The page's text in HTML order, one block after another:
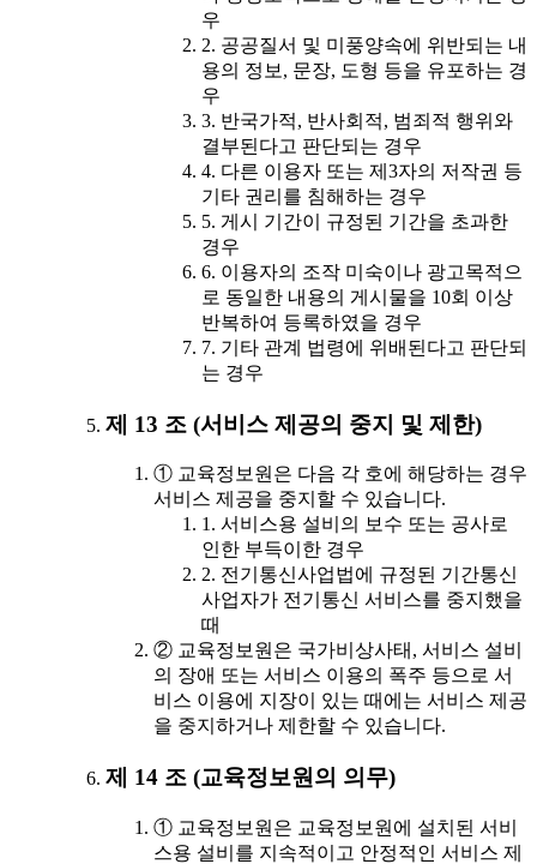
우
2. 공공질서 및 미풍양속에 위반되는 내
용의 정보, 문장, 도형 등을 유포하는 경
우
3. 반국가적, 반사회적, 범죄적 행위와
결부된다고 판단되는 경우
4. 다른 이용자 또는 제3자의 저작권 등
기타 권리를 침해하는 경우
5. 게시 기간이 규정된 기간을 초과한
경우
6. 이용자의 조작 미숙이나 광고목적으
로 동일한 내용의 게시물을 10회 이상
반복하여 등록하였을 경우
7. 기타 관계 법령에 위배된다고 판단되
는 경우
제 13 조 (서비스 제공의 중지 및 제한)
① 교육정보원은 다음 각 호에 해당하는 경우
서비스 제공을 중지할 수 있습니다.
1. 서비스용 설비의 보수 또는 공사로
인한 부득이한 경우
2. 전기통신사업법에 규정된 기간통신
사업자가 전기통신 서비스를 중지했을
때
② 교육정보원은 국가비상사태, 서비스 설비
의 장애 또는 서비스 이용의 폭주 등으로 서
비스 이용에 지장이 있는 때에는 서비스 제공
을 중지하거나 제한할 수 있습니다.
제 14 조 (교육정보원의 의무)
① 교육정보원은 교육정보원에 설치된 서비
스용 설비를 지속적이고 안정적인 서비스 제